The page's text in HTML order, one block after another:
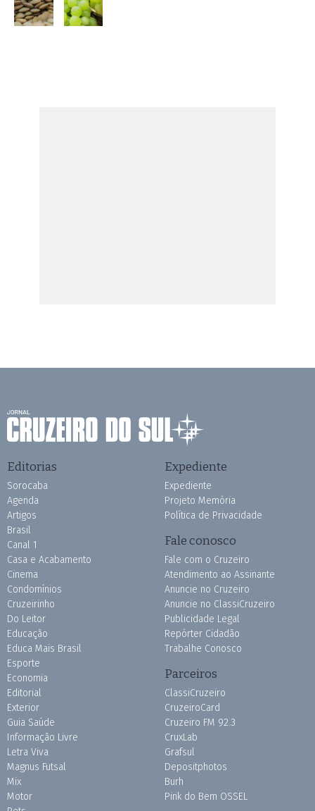
Editorias
Sorocaba
Agenda
Artigos
Brasil
Canal 1
Casa e Acabamento
Cinema
Condomínios
Cruzeirinho
Do Leitor
Educação
Educa Mais Brasil
Esporte
Economia
Editorial
Exterior
Guia Saúde
Informação Livre
Letra Viva
Magnus Futsal
Mix
Motor
Expediente
Expediente
Projeto Memória
Política de Privacidade
Fale conosco
Fale com o Cruzeiro
Atendimento ao Assinante
Anuncie no Cruzeiro
Anuncie no ClassiCruzeiro
Publicidade Legal
Repórter Cidadão
Trabalhe Conosco
Parceiros
ClassiCruzeiro
CruzeiroCard
Cruzeiro FM 92.3
CruxLab
Grafsul
Depositphotos
Burh
Pink do Bem OSSEL